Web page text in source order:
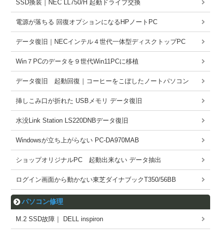
SSD換装｜NEC LL750/H 起動ドライブ交換
電源が落ちる 回復オプションになるHPノートPC
データ復旧｜NECインテル４世代一体型ディスクトップPC
Win７PCのデータを９世代Win11PCに移植
データ復旧 起動回復｜コーヒーをこぼしたノートパソコン
挿しこみ口が折れた USBメモリ データ復旧
水没Link Station LS220DNBデータ復旧
Windowsが立ち上がらない PC-DA970MAB
ショップオリジナルPC 起動出来ない データ抽出
ログイン画面から動かない東芝ダイナブックT350/56BB
パソコン修理
M.2 SSD故障｜ DELL inspiron